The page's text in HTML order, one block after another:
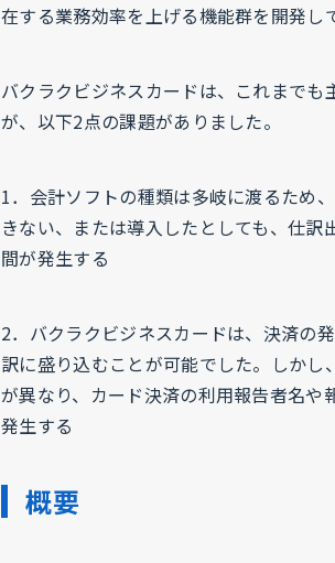
在する業務効率を上げる機能群を開発し
バクラクビジネスカードは、これまで
が、以下2点の課題がありました。
1．会計ソフトの種類は多岐に渡るため
きない、または導入したとしても、仕
間が発生する
2．バクラクビジネスカードは、決済の
訳に盛り込むことが可能でした。しか
が異なり、カード決済の利用報告者名
発生する
概要